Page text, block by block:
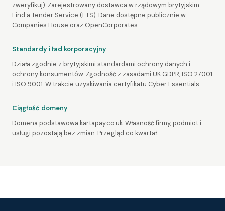
zweryfikuj). Zarejestrowany dostawca w rządowym brytyjskim
Find a Tender Service (FTS). Dane dostępne publicznie w
Companies House oraz OpenCorporates.
Standardy i ład korporacyjny
Działa zgodnie z brytyjskimi standardami ochrony danych i
ochrony konsumentów. Zgodność z zasadami UK GDPR, ISO 27001
i ISO 9001. W trakcie uzyskiwania certyfikatu Cyber Essentials.
Ciągłość domeny
Domena podstawowa kartapay.co.uk. Własność firmy, podmiot i
usługi pozostają bez zmian. Przegląd co kwartał.